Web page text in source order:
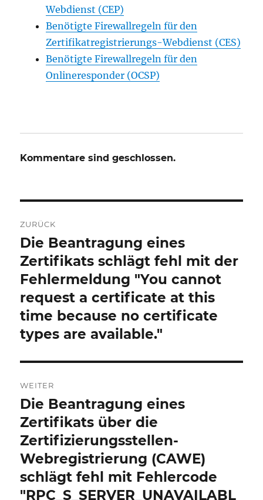
Webdienst (CEP)
Benötigte Firewallregeln für den
Zertifikatregistrierungs-Webdienst (CES)
Benötigte Firewallregeln für den
Onlineresponder (OCSP)
Kommentare sind geschlossen.
Navigation
ZURÜCK
Vorheriger
Beitrag:
Die Beantragung eines
Zertifikats schlägt fehl mit der
Fehlermeldung "You cannot
request a certificate at this
time because no certificate
types are available."
WEITER
Nächster
Beitrag:
Die Beantragung eines
Zertifikats über die
Zertifizierungsstellen-
Webregistrierung (CAWE)
schlägt fehl mit Fehlercode
"RPC_S_SERVER_UNAVAILABL